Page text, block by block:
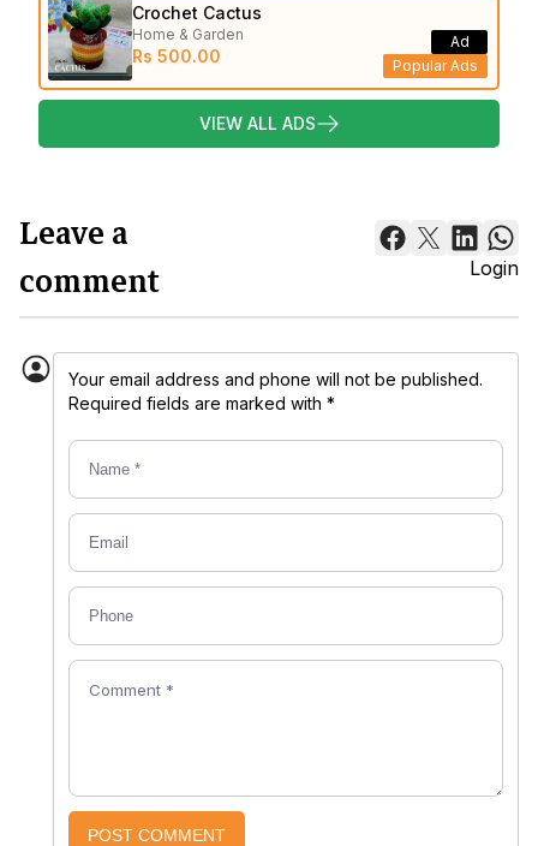
Crochet Cactus
Home & Garden
Rs 500.00 Popular Ads
Ad
VIEW ALL ADS
Leave a
comment
Login
Your email address and phone will not be published.
Required fields are marked with *
POST COMMENT